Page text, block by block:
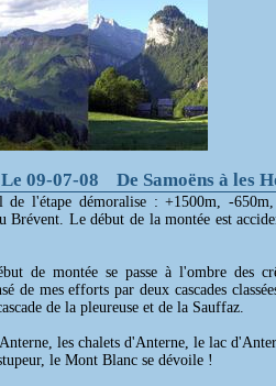
09-07-08 De Samoëns à les
l'étape démoralise : +1500m, -
Brévent. Le début de la montée est
de montée se passe à l'ombre des
de mes efforts par deux cascades
de la pleureuse et de la Sauffaz.
les chalets d'Anterne, le lac
le Mont Blanc se dévoile !